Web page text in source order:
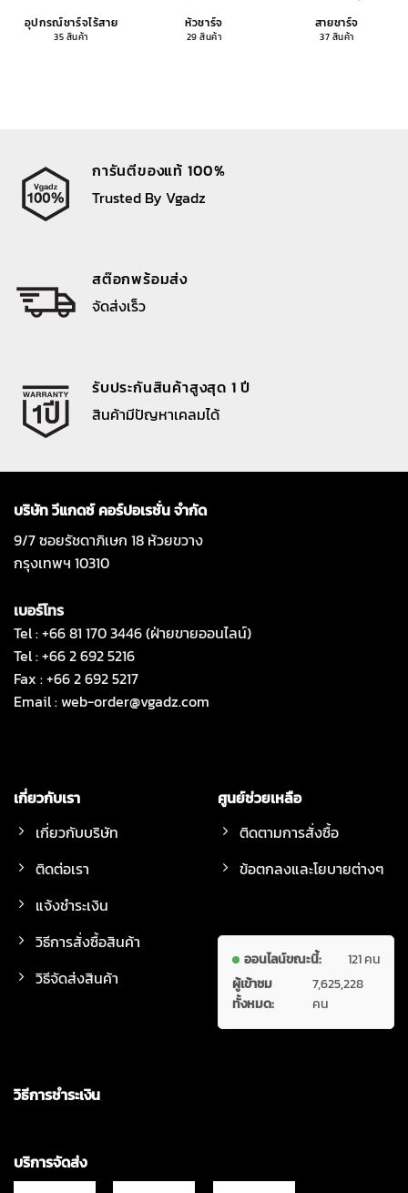
อุปกรณ์ชาร์จไร้สาย
35 สินค้า
หัวชาร์จ
29 สินค้า
สายชาร์จ
37 สินค้า
การันตีของแท้ 100%
Trusted By Vgadz
สต๊อกพร้อมส่ง
จัดส่งเร็ว
รับประกันสินค้าสูงสุด 1 ปี
สินค้ามีปัญหาเคลมได้
บริษัท วีแกดซ์ คอร์ปอเรชั่น จำกัด
9/7 ซอยรัชดาภิเษก 18 ห้วยขวาง
กรุงเทพฯ 10310
เบอร์โทร
Tel : +66 81 170 3446 (ฝ่ายขายออนไลน์)
Tel : +66 2 692 5216
Fax : +66 2 692 5217
Email :web-order@vgadz.com
เกี่ยวกับเรา
เกี่ยวกับบริษัท
ติดต่อเรา
แจ้งชำระเงิน
วิธีการสั่งซื้อสินค้า
วิธีจัดส่งสินค้า
ศูนย์ช่วยเหลือ
ติดตามการสั่งซื้อ
ข้อตกลงและโยบายต่างๆ
ออนไลน์ขณะนี้:
121 คน
ผู้เข้าชม
ทั้งหมด:
7,625,228
คน
วิธีการชำระเงิน
บริการจัดส่ง